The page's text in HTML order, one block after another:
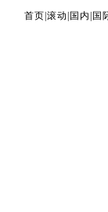
首页 滚动 国内 国